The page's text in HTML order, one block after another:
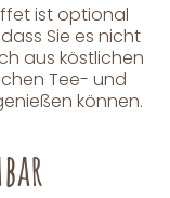
ist optional
Sie es nicht
aus köstlichen
Tee- und
können.